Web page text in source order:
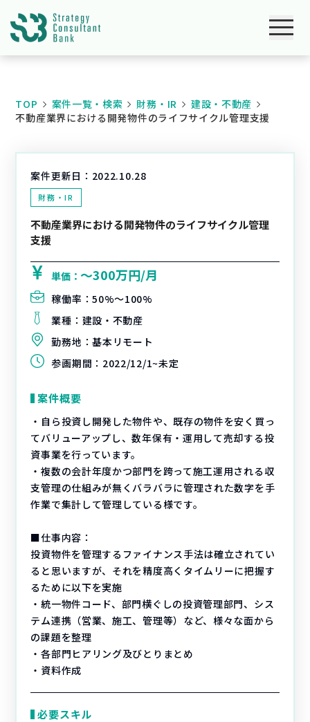
TOP 案件一覧・検索 財務・IR
建設・不動産
不動産業界における開発物件のライフサイクル管理支援
案件更新日： 2022.10.28
財務・IR
不動産業界における開発物件のライフサイクル管理
支援
単価：〜300万円/月
稼働率：50%〜100%
業種： 建設・不動産
勤務地：基本リモート
参画期間： 2022/12/1~未定
案件概要
・自ら投資し開発した物件や、既存の物件を安く買っ
てバリューアップし、数年保有・運用して売却する投
資事業を行っています。
・複数の会計年度かつ部門を跨って施工運用される収
支管理の仕組みが無くバラバラに管理された数字を手
作業で集計して管理している様です。
■仕事内容：
投資物件を管理するファイナンス手法は確立されてい
ると思いますが、それを精度高くタイムリーに把握す
るために以下を実施
・統一物件コード、部門横ぐしの投資管理部門、シス
テム連携（営業、施工、管理等）など、様々な面から
の課題を整理
・各部門ヒアリング及びとりまとめ
・資料作成
必要スキル